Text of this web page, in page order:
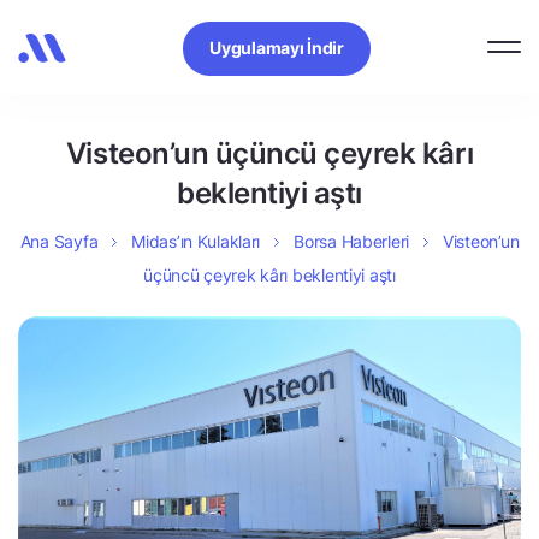
Uygulamayı İndir
Visteon’un üçüncü çeyrek kârı
beklentiyi aştı
Ana Sayfa Midas’ın Kulakları Borsa Haberleri
Visteon’un
üçüncü çeyrek kârı beklentiyi aştı